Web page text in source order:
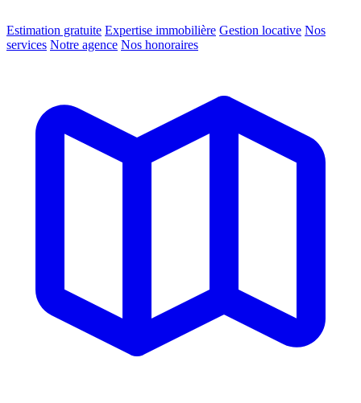
Estimation gratuite Expertise immobilière Gestion locative Nos
services Notre agence Nos honoraires